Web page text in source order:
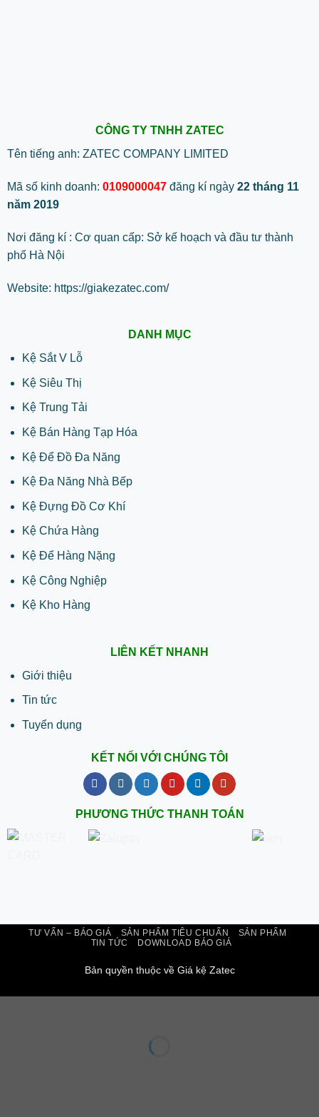
CÔNG TY TNHH ZATEC
Tên tiếng anh: ZATEC COMPANY LIMITED
Mã số kinh doanh: 0109000047 đăng kí ngày22 tháng 11
năm 2019
Nơi đăng kí : Cơ quan cấp: Sở kế hoạch và đầu tư thành
phố Hà Nội
Website: https://giakezatec.com/
DANH MỤC
Kệ Sắt V Lỗ
Kệ Siêu Thị
Kệ Trung Tải
Kệ Bán Hàng Tạp Hóa
Kệ Để Đồ Đa Năng
Kệ Đa Năng Nhà Bếp
Kệ Đựng Đồ Cơ Khí
Kệ Chứa Hàng
Kệ Để Hàng Nặng
Kệ Công Nghiệp
Kệ Kho Hàng
LIÊN KẾT NHANH
Giới thiệu
Tin tức
Tuyển dụng
KẾT NỐI VỚI CHÚNG TÔI
PHƯƠNG THỨC THANH TOÁN
TƯ VẤN – BÁO GIÁ SẢN PHẨM TIÊU CHUẨN
SẢN PHẨM
TIN TỨC
DOWNLOAD BÁO GIÁ
Bản quyền thuộc về Giá kệ Zatec